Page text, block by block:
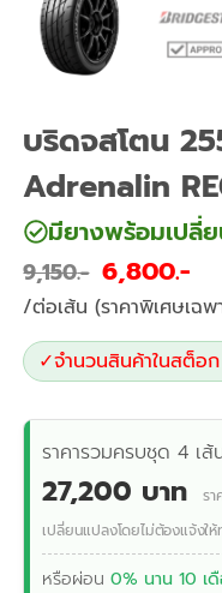
บริดจสโตน
Adrenalin
มียางพร้อมเปลี่
9,150 6,800
/ต่อเส้น (ราคาพิเศษเฉพ
✓จำนวนสินค้าในสต็อ
ราคารวมครบชุด 4 เส้
27,200 บาท
ร
เปลี่ยนแปลงโดยไม่ต้องแจ้งใ
หรือผ่อน0% นาน 10 เ